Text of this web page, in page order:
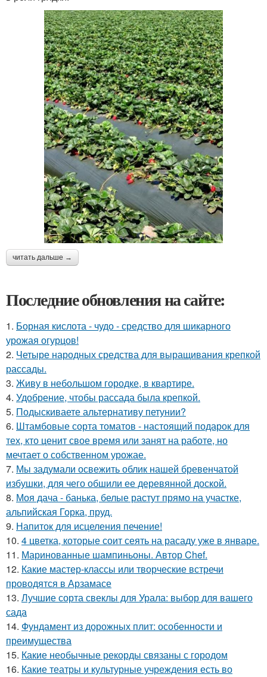
читать дальше →
Последние обновления на сайте:
1. Борная кислота - чудо - средство для шикарного
урожая огурцов!
2. Четыре народных средства для выращивания крепкой
рассады.
3. Живу в небольшом городке, в квартире.
4. Удобрение, чтобы рассада была крепкoй.
5. Подыскиваете альтернативу петунии?
6. Штамбовые сорта томатов - настоящий подарок для
тех, кто ценит свое время или занят на работе, но
мечтает о собственном урожае.
7. Мы задумали освежить облик нашей бревенчатой
избушки, для чего обшили ее деревянной доской.
8. Моя дача - банька, белые растут прямо на участке,
альпийская Горка, пруд.
9. Напиток для исцеления печение!
10. 4 цветка, которые соит сеять на расаду уже в январе.
11. Маринованные шампиньоны. Автор Chef.
12. Какие мастер-классы или творческие встречи
проводятся в Арзамасе
13. Лучшие сорта свеклы для Урала: выбор для вашего
сада
14. Фундамент из дорожных плит: особенности и
преимущества
15. Какие необычные рекорды связаны с городом
16. Какие театры и культурные учреждения есть во